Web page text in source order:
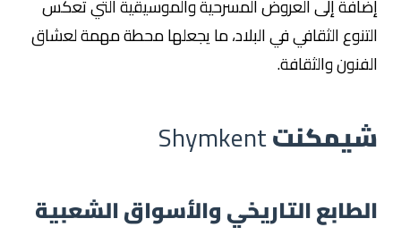
إضافة إلى العروض المسرحية والموسيقية التي تعكس
التنوع الثقافي في البلاد، ما يجعلها محطة مهمة لعشاق
الفنون والثقافة.
شيمكنتShymkent
الطابع التاريخي والأسواق الشعبية